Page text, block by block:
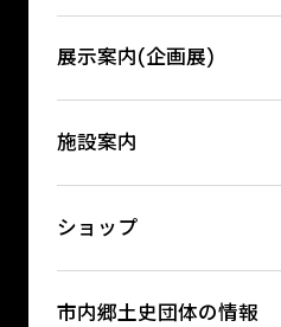
展示案内(企画展)
施設案内
ショップ
市内郷土史団体の情報